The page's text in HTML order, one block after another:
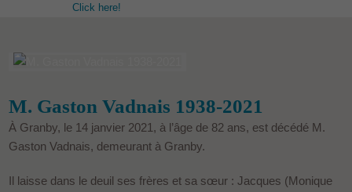
Click here!
M. Gaston Vadnais 1938-2021
À Granby, le 14 janvier 2021, à l’âge de 82 ans, est décédé M.
Gaston Vadnais, demeurant à Granby.
Il laisse dans le deuil ses frères et sa sœur : Jacques (Monique